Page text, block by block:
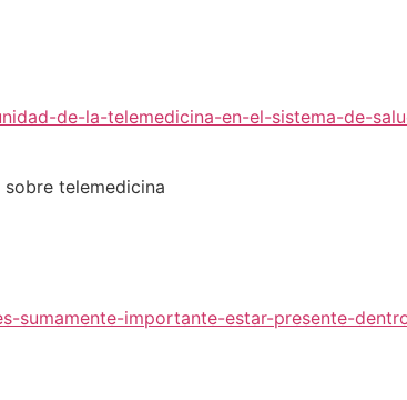
de-la-telemedicina-en-el-sistema-de-
telemedicina
sumamente-importante-estar-presente-